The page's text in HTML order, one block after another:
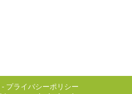
- プライバシーポリシー